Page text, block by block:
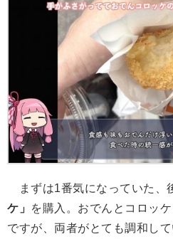
まずは1番気になっていた、
ケ」
を購入。おでんとコロッ
ですが、両者がとても調和して